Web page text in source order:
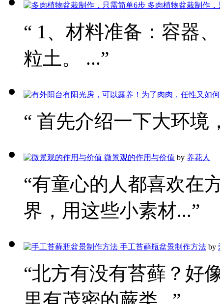
多肉植物盆栽制作
“ 1、材料准备：容器
粒土。 ...”
“ 首先介绍一下大环境
微景观的作用与价值 by 养花人
“有童心的人都喜欢在
界，用这些小素材...”
手工苔藓瓶盆景制作方法 by
“北方有没有苔藓？好